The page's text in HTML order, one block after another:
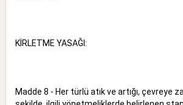
KİRLETME YASAĞI:
Madde 8 - Her türlü atık ve artığı, çevreye